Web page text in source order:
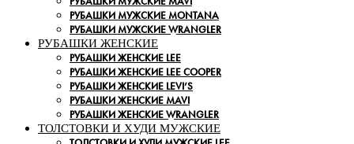
РУБАШКИ МУЖСКИЕ MONTANA
РУБАШКИ МУЖСКИЕ WRANGLER
РУБАШКИ ЖЕНСКИЕ
РУБАШКИ ЖЕНСКИЕ LEE
РУБАШКИ ЖЕНСКИЕ LEE COOPER
РУБАШКИ ЖЕНСКИЕ LEVI’S
РУБАШКИ ЖЕНСКИЕ MAVI
РУБАШКИ ЖЕНСКИЕ WRANGLER
ТОЛСТОВКИ И ХУДИ МУЖСКИЕ